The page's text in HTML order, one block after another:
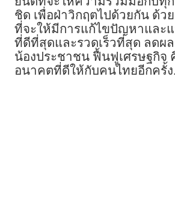
ชิด เพื่อฝ่าวิกฤตไปด้วยกัน ด้ว
ที่จะให้มีการแก้ไขปัญหาและ
ที่ดีที่สุดและรวดเร็วที่สุด ลดผ
น้องประชาชน ฟื้นฟูเศรษฐกิจ
อนาคตที่ดีให้กับคนไทยอีกครั้ง.